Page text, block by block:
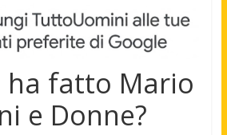
ha fatto Mario
e Donne?